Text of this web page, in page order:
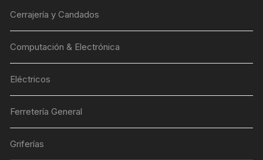
Cerrajería y Candados
Computación & Electrónica
Eléctricos
Ferretería General
Griferías